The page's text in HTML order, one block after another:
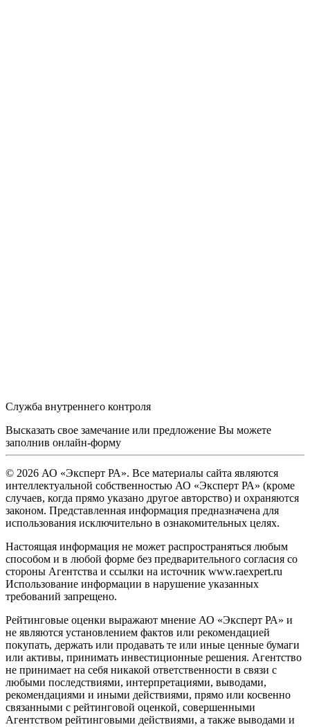
Служба внутреннего контроля
Высказать свое замечание или предложение Вы можете
заполнив онлайн-форму
© 2026 АО «Эксперт РА». Все материалы сайта являются
интеллектуальной собственностью АО «Эксперт РА» (кроме
случаев, когда прямо указано другое авторство) и охраняются
законом. Представленная информация предназначена для
использования исключительно в ознакомительных целях.
Настоящая информация не может распространяться любым
способом и в любой форме без предварительного согласия со
стороны Агентства и ссылки на источник www.raexpert.ru
Использование информации в нарушение указанных
требований запрещено.
Рейтинговые оценки выражают мнение АО «Эксперт РА» и
не являются установлением фактов или рекомендацией
покупать, держать или продавать те или иные ценные бумаги
или активы, принимать инвестиционные решения. Агентство
не принимает на себя никакой ответственности в связи с
любыми последствиями, интерпретациями, выводами,
рекомендациями и иными действиями, прямо или косвенно
связанными с рейтинговой оценкой, совершенными
Агентством рейтинговыми действиями, а также выводами и